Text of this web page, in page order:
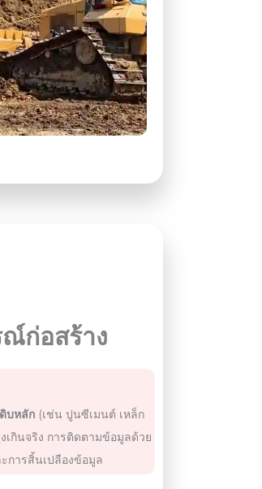
ก่อสร้าง
บหลัก (เช่น ปูนซีเมนต์ เหล็ก
กินจริง การติดตามข้อมูลด้วย
การสิ้นเปลืองข้อมูล